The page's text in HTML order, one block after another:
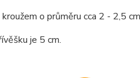
o průměru cca 2 - 2,5
je 5 cm.